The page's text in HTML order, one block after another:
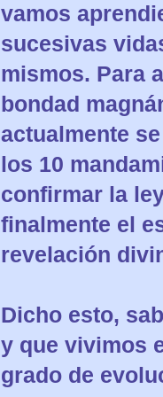
vamos
sucesivas
mismos. Para
bondad
actualmente
los 10
confirmar la
finalmente el
revelación
Dicho esto,
y que vivimos
grado de